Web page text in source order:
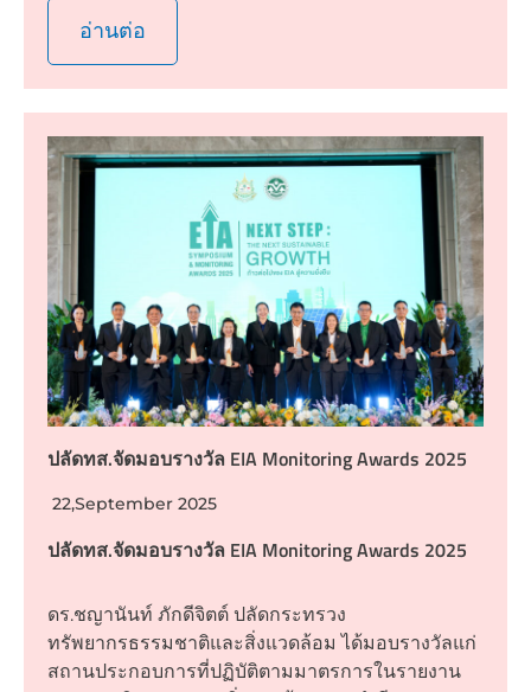
อ่านต่อ
ปลัดทส.จัดมอบรางวัล EIA Monitoring Awards 2025
22,September 2025
ปลัดทส.จัดมอบรางวัล EIA Monitoring Awards 2025
ดร.ชญานันท์ ภักดีจิตต์ ปลัดกระทรวง
ทรัพยากรธรรมชาติและสิ่งแวดล้อม ได้มอบรางวัลแก่
สถานประกอบการที่ปฏิบัติตามมาตรการในรายงาน